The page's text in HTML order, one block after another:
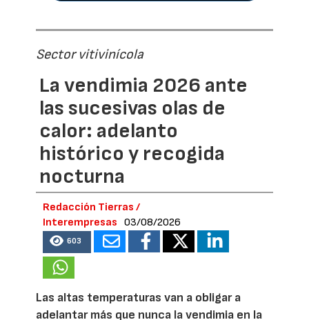
Sector vitivinícola
La vendimia 2026 ante
las sucesivas olas de
calor: adelanto
histórico y recogida
nocturna
Redacción Tierras /
Interempresas
03/08/2026
603
Las altas temperaturas van a obligar a
adelantar más que nunca la vendimia en la